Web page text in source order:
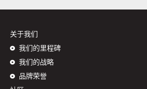
关于我们
我们的里程碑
我们的战略
品牌荣誉